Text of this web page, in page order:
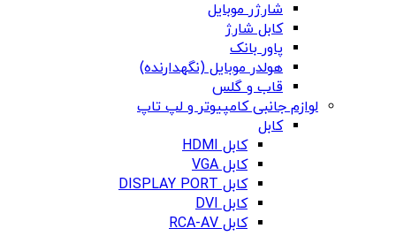
شارژر موبایل
کابل شارژ
پاور بانک
هولدر موبایل (نگهدارنده)
قاب و گلس
لوازم جانبی کامپیوتر و لپ تاپ
کابل
کابل HDMI
کابل VGA
کابل DISPLAY PORT
کابل DVI
کابل RCA-AV